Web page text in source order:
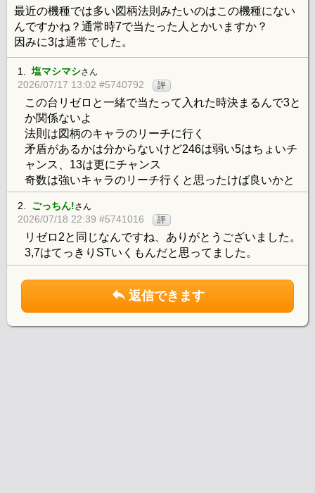
最近の機種では多い図柄法則みたいのはこの機種にない
んですかね？通常時7で当たった人とかいますか？
因みに3は通常でした。
1. 塩マシマシさん
2026/07/17 13:02 #5740792 評
この台リゼロと一緒で当たって入れた時決まるんで3と
か関係ないよ
法則は図柄のキャラのリーチに行く
矛盾があるかは分からないけど246は弱い5はちょいチ
ャンス、13は更にチャンス
奇数は強いキャラのリーチ行くと思ったけば良いかと
2. ごっちん!さん
2026/07/18 22:39 #5741016 評
リゼロ2と同じなんですね、ありがとうございました。
3,7はてっきりSTいくもんだと思ってました。
返信できます